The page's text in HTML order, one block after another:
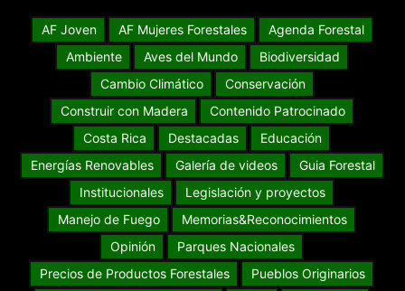
AF Joven AF Mujeres Forestales
Agenda Forestal
Ambiente
Aves del Mundo
Biodiversidad
Cambio Climático
Conservación
Construir con Madera
Contenido Patrocinado
Costa Rica
Destacadas
Educación
Energías Renovables
Galería de videos
Guia Forestal
Institucionales
Legislación y proyectos
Manejo de Fuego
Memorias&Reconocimientos
Opinión
Parques Nacionales
Precios de Productos Forestales
Pueblos Originarios